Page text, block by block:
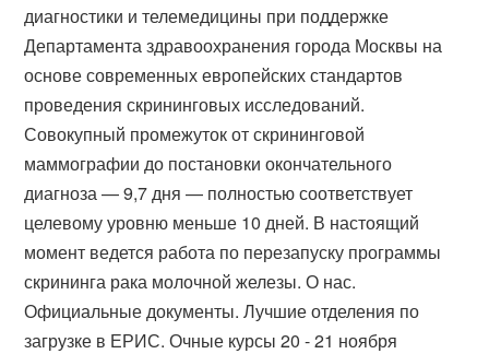
диагностики и телемедицины при поддержке
Департамента здравоохранения города Москвы на
основе современных европейских стандартов
проведения скрининговых исследований.
Совокупный промежуток от скрининговой
маммографии до постановки окончательного
диагноза — 9,7 дня — полностью соответствует
целевому уровню меньше 10 дней. В настоящий
момент ведется работа по перезапуску программы
скрининга рака молочной железы. О нас.
Официальные документы. Лучшие отделения по
загрузке в ЕРИС. Очные курсы 20 - 21 ноября